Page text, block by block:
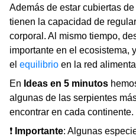
Además de estar cubiertas
tienen la capacidad de
corporal. Al mismo tiempo,
importante en el ecosistema,
el equilibrio en la red
En Ideas en 5 minutos
algunas de las serpientes
encontrar en cada continente.
❗ Importante: Algunas